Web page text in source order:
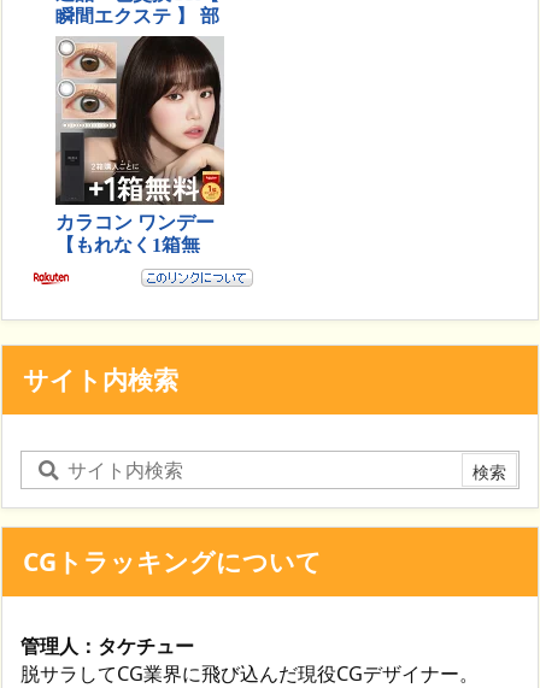
サイト内検索
CGトラッキングについて
管理人：タケチュー
脱サラしてCG業界に飛び込んだ現役CGデザイナー。